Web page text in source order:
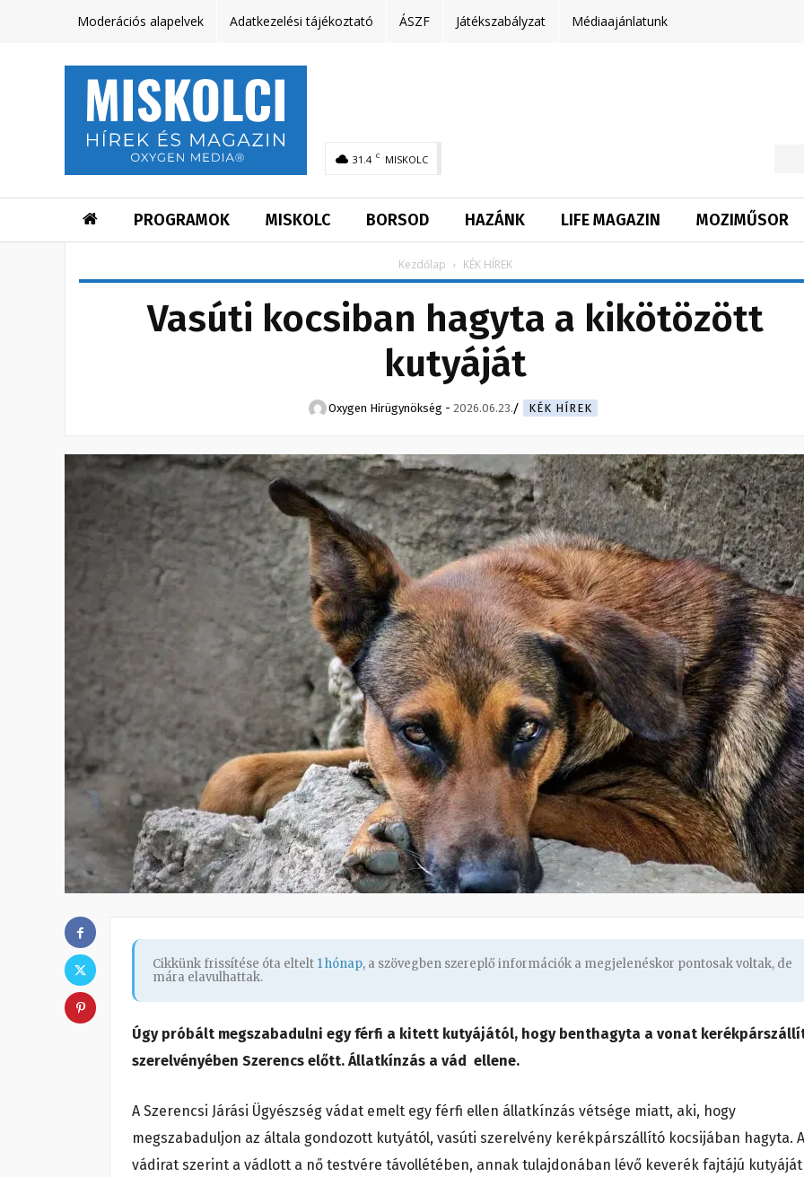
Moderációs alapelvek Adatkezelési tájékoztató ÁSZF Játékszabályzat Médiaajánlatunk
31.4 C MISKOLC
PROGRAMOK MISKOLC BORSOD HAZÁNK LIFE MAGAZIN MOZIMŰSOR
Kezdőlap KÉK HÍREK
Vasúti kocsiban hagyta a kikötözött
kutyáját
Oxygen Hirügynökség - 2026.06.23. KÉK HÍREK
Cikkünk frissítése óta eltelt 1 hónap, a szövegben szereplő információk a megjelenéskor pontosak voltak, de
mára elavulhattak.
Úgy próbált megszabadulni egy férfi a kitett kutyájától, hogy benthagyta a vonat
szerelvényében Szerencs előtt. Állatkínzás a vád ellene.
A Szerencsi Járási Ügyészség vádat emelt egy férfi ellen állatkínzás vétsége miatt, aki, hogy
megszabaduljon az általa gondozott kutyától, vasúti szerelvény kerékpárszállító kocsijában hagyta. A
vádirat szerint a vádlott a nő testvére távollétében, annak tulajdonában lévő keverék fajtájú kutyáját